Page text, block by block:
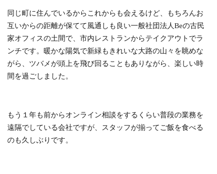
同じ町に住んでいるからこれからも会えるけど、もちろんお
互いからの距離が保てて風通しも良い一般社団法人Beの古民
家オフィスの土間で、市内レストランからテイクアウトでラ
ンチです。暖かな陽気で新緑もきれいな大路の山々を眺めな
がら、ツバメが頭上を飛び回ることもありながら、楽しい時
間を過ごしました。
もう１年も前からオンライン相談をするくらい普段の業務を
遠隔でしている会社ですが、スタッフが揃ってご飯を食べる
のも久しぶりです。